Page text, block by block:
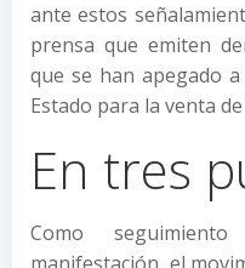
ante estos
prensa que emiten
que se han apegado
Estado para la venta
En tres
Como